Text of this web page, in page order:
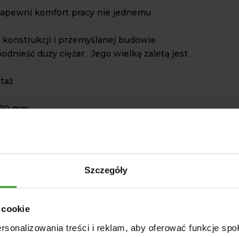
Szczegóły
treści i reklam, aby oferować funkcje
komfort pracy nie jednemu
i przemyślanej budowie
duży ciężar . Jego wielką zaletą jest
.
mm,
go z pługim śnieżnym,
traktorków . Jest to pług hydrauliczny
12 KM
wyposażona w amortyzację.